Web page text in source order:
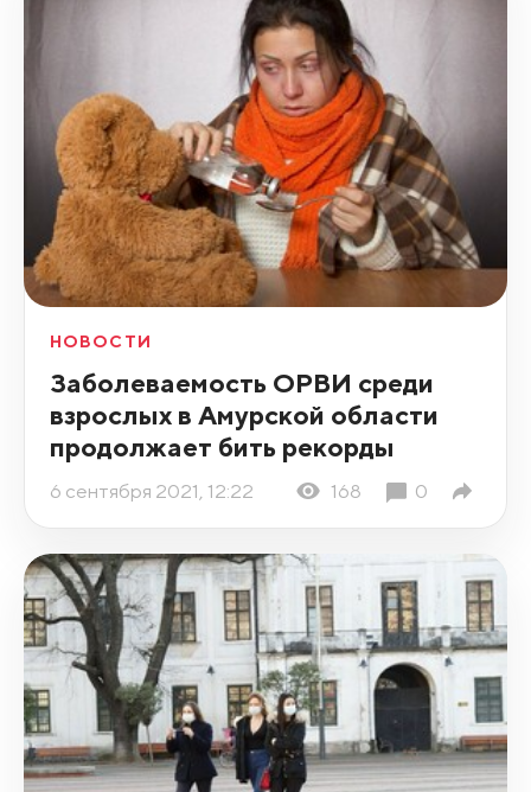
НОВОСТИ
Заболеваемость ОРВИ среди
взрослых в Амурской области
продолжает бить рекорды
6 сентября 2021, 12:22 168 0